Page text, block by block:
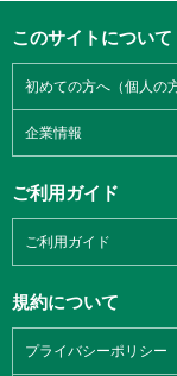
このサイトについて
初めての方へ（個人の方
企業情報
ご利用ガイド
ご利用ガイド
規約について
プライバシーポリシー